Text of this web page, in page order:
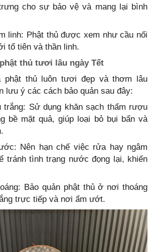
cho sự bảo vệ và mang lại bình
linh: Phật thủ được xem như cầu nối
tổ tiên và thần linh.
thủ tươi lâu ngày Tết
phật thủ luôn tươi đẹp và thơm lâu
lưu ý các cách bảo quản sau đây:
trắng: Sử dụng khăn sạch thấm rượu
bề mặt quả, giúp loại bỏ bụi bẩn và
Nên hạn chế việc rửa hay ngâm
tránh tình trạng nước đọng lại, khiến
Bảo quản phật thủ ở nơi thoáng
trực tiếp và nơi ẩm ướt.